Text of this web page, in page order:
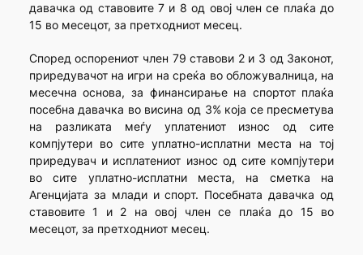
давачка од ставовите 7 и 8 од овој член се плаќа до
15 во месецот, за претходниот месец.
Според оспорениот член 79 ставови 2 и 3 од Законот,
приредувачот на игри на среќа во обложувалница, на
месечна основа, за финансирање на спортот плаќа
посебна давачка во висина од 3% која се пресметува
на разликата меѓу уплатениот износ од сите
компјутери во сите уплатно-исплатни места на тој
приредувач и исплатениот износ од сите компјутери
во сите уплатно-исплатни места, на сметка на
Агенцијата за млади и спорт. Посебната давачка од
ставовите 1 и 2 на овој член се плаќа до 15 во
месецот, за претходниот месец.